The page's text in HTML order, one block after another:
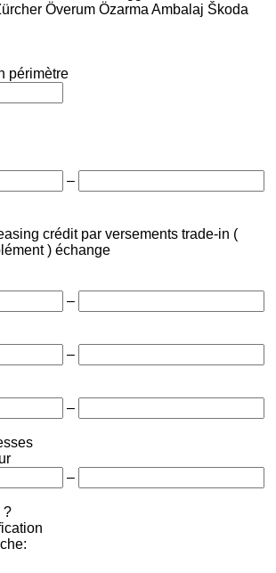
Överum Özarma Ambalaj Škoda
périmètre
–
crédit par versements trade-in (
) échange
–
–
–
–
?